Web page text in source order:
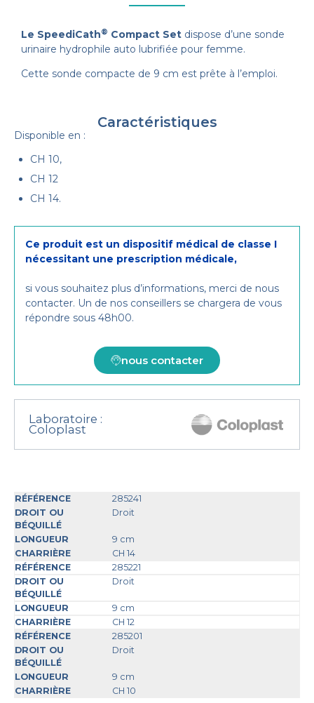
Le SpeediCath® Compact Set dispose d’une sonde
urinaire hydrophile auto lubrifiée pour femme.
Cette sonde compacte de 9 cm est prête à l’emploi.
Caractéristiques
Disponible en :
CH 10,
CH 12
CH 14.
Ce produit est un dispositif médical de classe I
nécessitant une prescription médicale,
si vous souhaitez plus d’informations, merci de nous
contacter. Un de nos conseillers se chargera de vous
répondre sous 48h00.
nous contacter
Laboratoire :
Coloplast
285241
Droit
9 cm
CH 14
285221
Droit
9 cm
CH 12
285201
Droit
9 cm
CH 10